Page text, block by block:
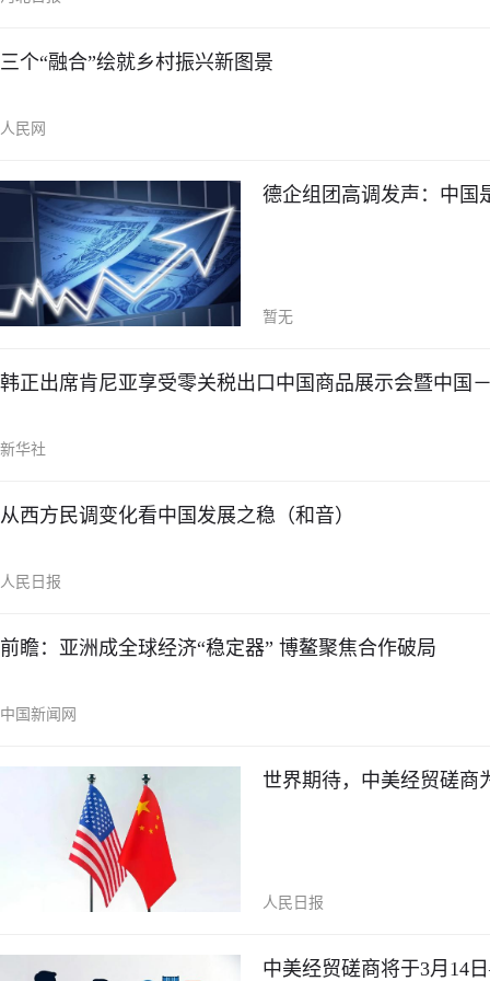
三个“融合”绘就乡村振兴新图景
人民网
德企组团高调发声：中国
暂无
韩正出席肯尼亚享受零关税出口中国商品展示会暨中国
新华社
从西方民调变化看中国发展之稳（和音）
人民日报
前瞻：亚洲成全球经济“稳定器” 博鳌聚焦合作破局
中国新闻网
世界期待，中美经贸磋商
人民日报
中美经贸磋商将于3月14